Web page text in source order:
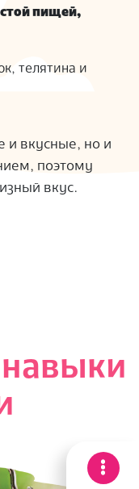
пищей,
телятина и
и вкусные, но и
поэтому
вкус.